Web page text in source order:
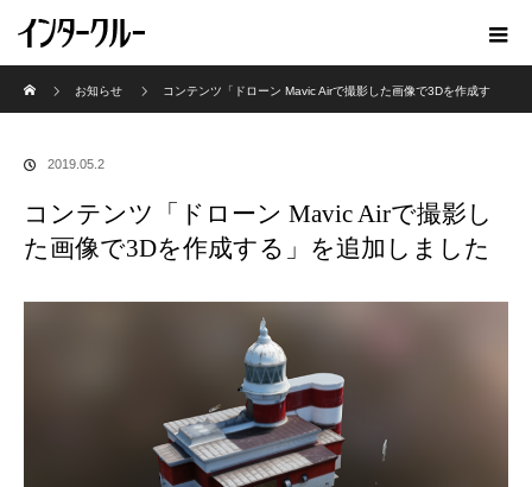
お知らせ
コンテンツ「ドローン Mavic Airで撮影した画像で3Dを作成す
2019.05.2
コンテンツ「ドローン Mavic Airで撮影し
た画像で3Dを作成する」を追加しました